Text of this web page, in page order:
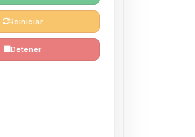
Reiniciar
Detener